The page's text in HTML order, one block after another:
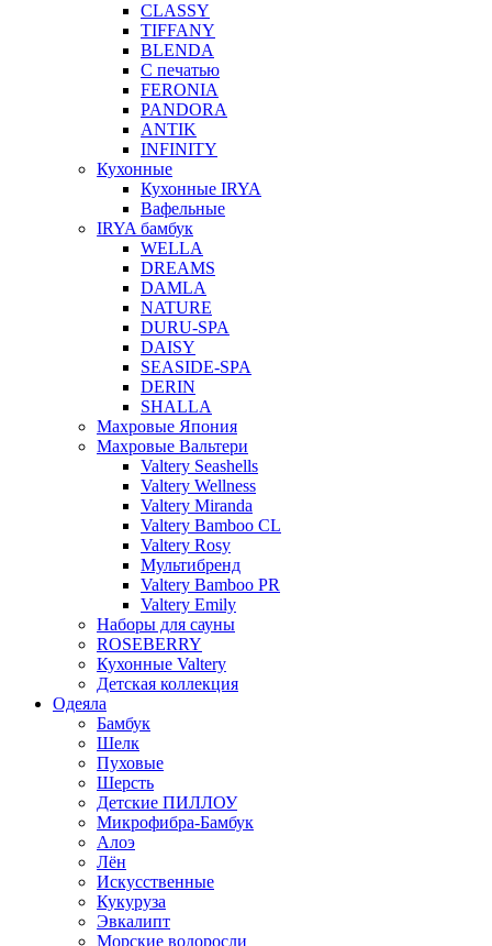
CLASSY
TIFFANY
BLENDA
С печатью
FERONIA
PANDORA
ANTIK
INFINITY
Кухонные
Кухонные IRYA
Вафельные
IRYA бамбук
WELLA
DREAMS
DAMLA
NATURE
DURU-SPA
DAISY
SEASIDE-SPA
DERIN
SHALLA
Махровые Япония
Махровые Вальтери
Valtery Seashells
Valtery Wellness
Valtery Miranda
Valtery Bamboo CL
Valtery Rosy
Мультибренд
Valtery Bamboo PR
Valtery Emily
Наборы для сауны
ROSEBERRY
Кухонные Valtery
Детская коллекция
Одеяла
Бамбук
Шелк
Пуховые
Шерсть
Детские ПИЛЛОУ
Микрофибра-Бамбук
Алоэ
Лён
Искусственные
Кукуруза
Эвкалипт
Морские водоросли